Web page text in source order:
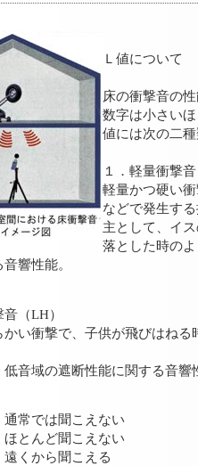
Ｌ値について
床の衝撃音の
数字は小さい
値には次の二
１．軽量衝撃
軽量かつ硬い
などで発生す
主として、イ
落とした時の
響性能。
（LH）
かい衝撃で、子供が飛びはねる
低音域の遮断性能に関する音響
常では聞こえない
とんど聞こえない
くから聞こえる